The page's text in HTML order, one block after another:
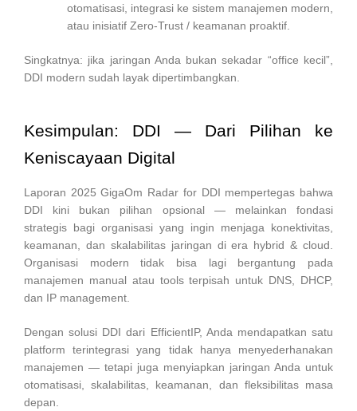
otomatisasi, integrasi ke sistem manajemen modern,
atau inisiatif Zero-Trust / keamanan proaktif.
Singkatnya: jika jaringan Anda bukan sekadar “office kecil”,
DDI modern sudah layak dipertimbangkan.
Kesimpulan: DDI — Dari Pilihan ke
Keniscayaan Digital
Laporan 2025 GigaOm Radar for DDI mempertegas bahwa
DDI kini bukan pilihan opsional — melainkan fondasi
strategis bagi organisasi yang ingin menjaga konektivitas,
keamanan, dan skalabilitas jaringan di era hybrid & cloud.
Organisasi modern tidak bisa lagi bergantung pada
manajemen manual atau tools terpisah untuk DNS, DHCP,
dan IP management.
Dengan solusi DDI dari EfficientIP, Anda mendapatkan satu
platform terintegrasi yang tidak hanya menyederhanakan
manajemen — tetapi juga menyiapkan jaringan Anda untuk
otomatisasi, skalabilitas, keamanan, dan fleksibilitas masa
depan.